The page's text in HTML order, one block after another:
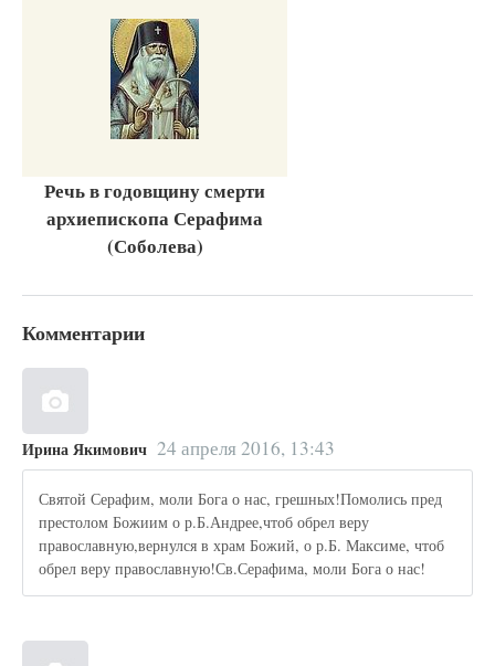
Речь в годовщину смерти
архиепископа Серафима
(Соболева)
Комментарии
Ирина Якимович 24 апреля 2016, 13:43
Святой Серафим, моли Бога о нас, грешных!Помолись пред
престолом Божиим о р.Б.Андрее,чтоб обрел веру
православную,вернулся в храм Божий, о р.Б. Максиме, чтоб
обрел веру православную!Св.Серафима, моли Бога о нас!